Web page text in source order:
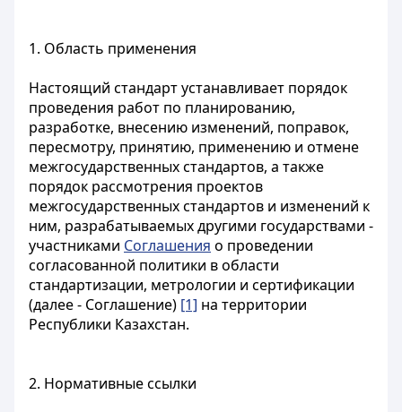
1. Область применения
Настоящий стандарт устанавливает порядок
проведения работ по планированию,
разработке, внесению изменений, поправок,
пересмотру, принятию, применению и отмене
межгосударственных стандартов, а также
порядок рассмотрения проектов
межгосударственных стандартов и изменений к
ним, разрабатываемых другими государствами -
участниками Соглашения о проведении
согласованной политики в области
стандартизации, метрологии и сертификации
(далее - Соглашение) [1] на территории
Республики Казахстан.
2. Нормативные ссылки